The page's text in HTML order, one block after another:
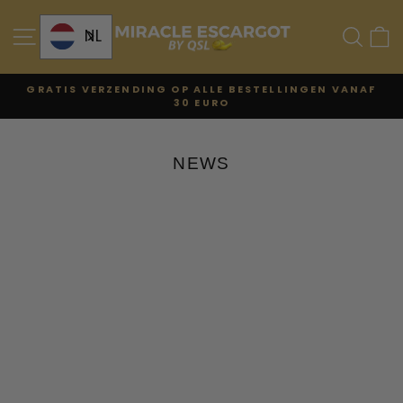
naar
de
inhoud
SITENAVIGATIE
NL
Diavoorstelling
GRATIS VERZENDING OP ALLE BESTELLINGEN VANAF
30 EURO
NEWS